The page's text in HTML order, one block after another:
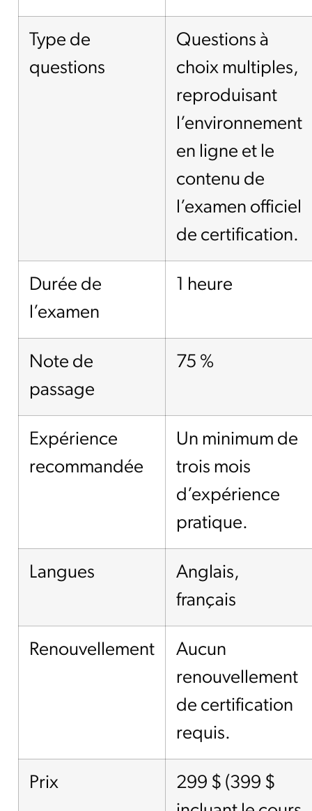
Type de
questions
Questions à
choix multiples,
reproduisant
l’environnement
en ligne et le
contenu de
l’examen officiel
de certification.
Durée de
l’examen
1 heure
Note de
passage
75 %
Expérience
recommandée
Un minimum de
trois mois
d’expérience
pratique.
Langues
Anglais,
français
Renouvellement
Aucun
renouvellement
de certification
requis.
Prix
299 $ (399 $